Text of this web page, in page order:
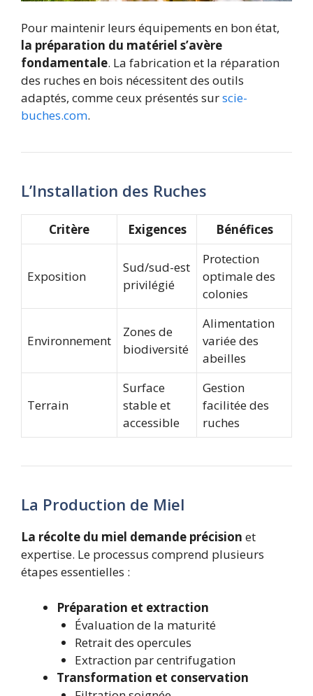
Pour maintenir leurs équipements en bon état,
la préparation du matériel s’avère
fondamentale. La fabrication et la réparation
des ruches en bois nécessitent des outils
adaptés, comme ceux présentés surscie-
buches.com.
L’Installation des Ruches
Critère Exigences Bénéfices
Exposition
Sud/sud-est
privilégié
Protection
optimale des
colonies
Environnement
Zones de
biodiversité
Alimentation
variée des
abeilles
Terrain
Surface
stable et
accessible
Gestion
facilitée des
ruches
La Production de Miel
La récolte du miel demande précision et
expertise. Le processus comprend plusieurs
étapes essentielles :
Préparation et extraction
Évaluation de la maturité
Retrait des opercules
Extraction par centrifugation
Transformation et conservation